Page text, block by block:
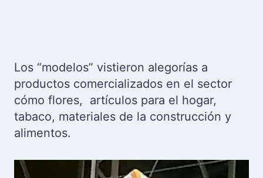
Los “modelos” vistieron alegorías a
productos comercializados en el sector
cómo flores, artículos para el hogar,
tabaco, materiales de la construcción y
alimentos.